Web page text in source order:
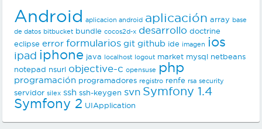
Android aplicacion android aplicación array base
de datos bitbucket bundle cocos2d-x desarrollo doctrine
eclipse error formularios git github ide imagen ios
ipad iphone java localhost logout market mysql netbeans
notepad nsurl objective-c opensuse php
programación programadores registro renfe rsa security
servidor silex ssh ssh-keygen svn Symfony 1.4
Symfony 2 UIApplication